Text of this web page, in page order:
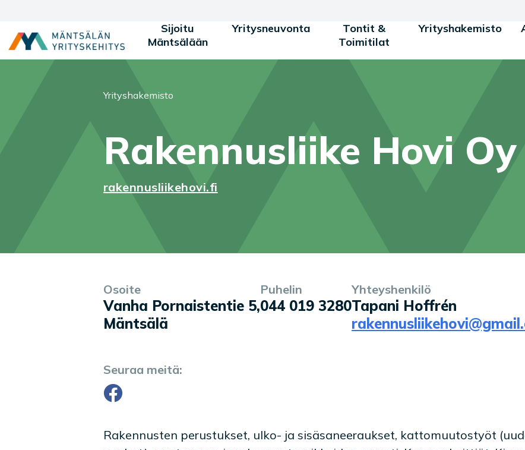
Sijoitu
Mäntsälään
Yritysneuvonta
Tontit &
Toimitilat
Yrityshakemisto
Olet tässä:
Yrityshakemisto
Rakennusliike Hovi Oy
rakennusliikehovi.fi
Yrityksen tiedot
Osoite
Vanha Pornaistentie 5,
Mäntsälä
Puhelin
044 019 3280
Yhteyshenkilö
Tapani Hoffrén
Seuraa meitä:
Facebook
Palvelukuvaus
Rakennusten perustukset, ulko- ja sisäsaneeraukset, kattomuutostyöt